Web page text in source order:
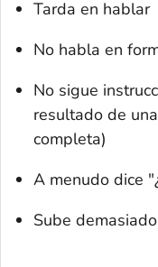
Tarda en hablar
No habla en
No sigue
resultado de
completa)
A menudo dice
Sube